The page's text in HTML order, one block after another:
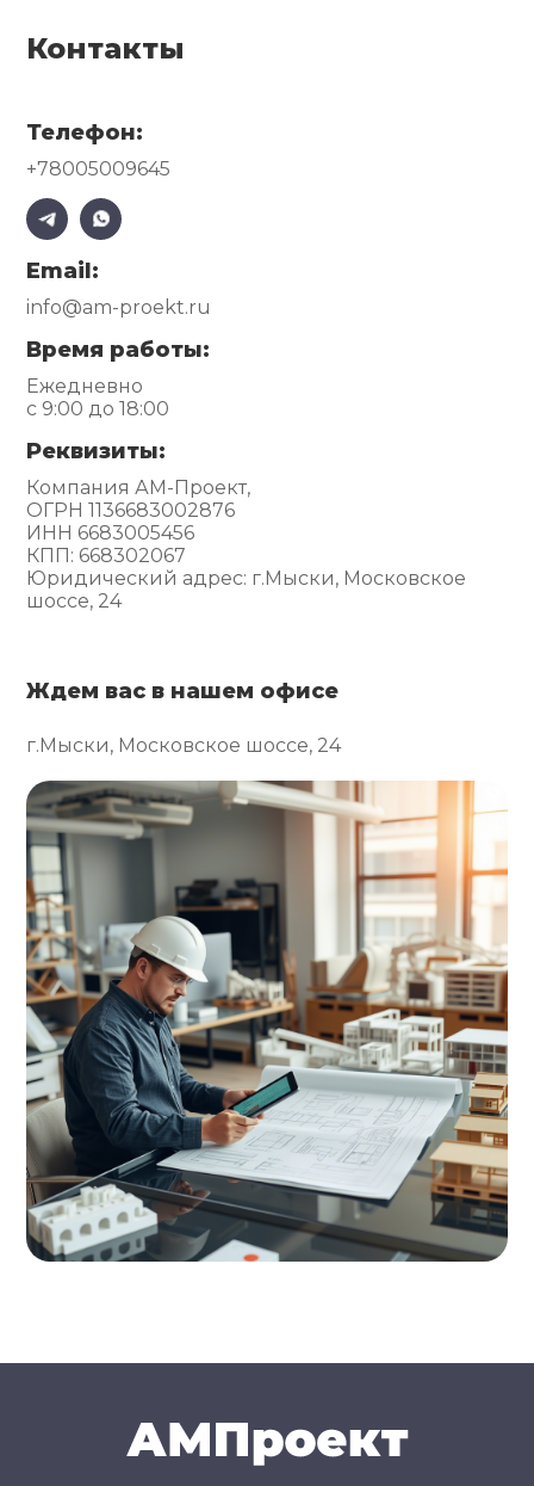
Контакты
Телефон:
+78005009645
Email:
info@am-proekt.ru
Время работы:
Ежедневно
с 9:00 до 18:00
Реквизиты:
Компания АМ-Проект,
ОГРН 1136683002876
ИНН 6683005456
КПП: 668302067
Юридический адрес: г.Мыски, Московское
шоссе, 24
Ждем вас в нашем офисе
г.Мыски, Московское шоссе, 24